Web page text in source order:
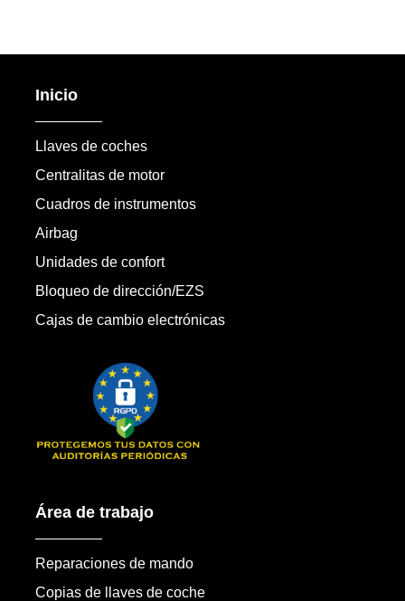
Inicio
Llaves de coches
Centralitas de motor
Cuadros de instrumentos
Airbag
Unidades de confort
Bloqueo de dirección/EZS
Cajas de cambio electrónicas
Área de trabajo
Reparaciones de mando
Copias de llaves de coche